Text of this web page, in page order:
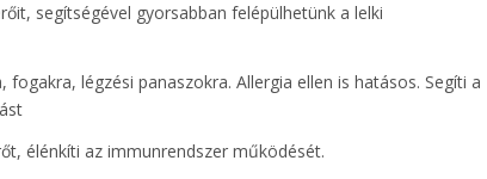
segítségével gyorsabban felépülhetünk a lelki
légzési panaszokra. Allergia ellen is hatásos. Segíti a
élénkíti az immunrendszer működését.